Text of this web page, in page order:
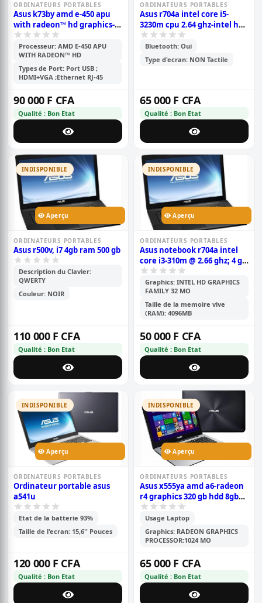
ORDINATEURS PORTABLES
Asus k73by amd e-450 apu
with radeon™ hd graphics-
amd radeon hd 7400m serie
1024 mo-17 -1000 gb-4096 mb-
17\'\'
Processeur: AMD E-450 APU
WITH RADEON™ HD
Types de Port: Port USB ;
HDMI+VGA ;Ethernet RJ-45
90 000 F CFA
Qualité : Bon Etat
ORDINATEURS PORTABLES
Asus r704a intel core i5-
3230m cpu 2.64 ghz-intel hd
graphics family 32 mo-
17\'\'-500 gb-4096 mb
Bluetooth: Oui
Type d'ecran: NON Tactile
65 000 F CFA
Qualité : Bon Etat
INDISPONIBLE
Aperçu
ORDINATEURS PORTABLES
Asus r500v, i7 4gb ram 500 gb
Description du Clavier:
QWERTY
Couleur: NOIR
110 000 F CFA
Qualité : Bon Etat
INDISPONIBLE
Aperçu
ORDINATEURS PORTABLES
Asus notebook r704a intel
core i3-310m @ 2.66 ghz; 4 go
ram ddr3, 500 gb hdd; 17
pouce hd
Graphics: INTEL HD GRAPHICS
FAMILY 32 MO
Taille de la memoire vive
(RAM): 4096MB
50 000 F CFA
Qualité : Bon Etat
INDISPONIBLE
Aperçu
ORDINATEURS PORTABLES
Ordinateur portable asus
a541u
Etat de la batterie 93%
Taille de l'ecran: 15,6'' Pouces
120 000 F CFA
Qualité : Bon Etat
INDISPONIBLE
Aperçu
ORDINATEURS PORTABLES
Asus x555ya amd a6-radeon
r4 graphics 320 gb hdd 8gb
ram
Usage Laptop
Graphics: RADEON GRAPHICS
PROCESSOR:1024 MO
65 000 F CFA
Qualité : Bon Etat